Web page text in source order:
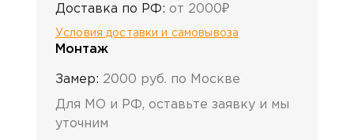
Доставка по РФ: от 2000₽
Условия доставки и самовывоза
Монтаж
Замер: 2000 руб. по Москве
Для МО и РФ, оставьте заявку и мы
уточним